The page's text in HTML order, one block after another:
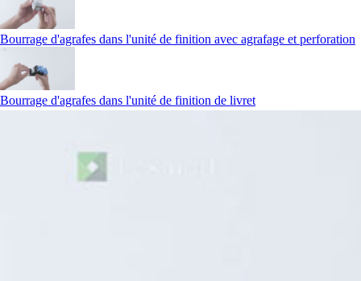
Bourrage d'agrafes dans l'unité de finition avec agrafage et perforation
Bourrage d'agrafes dans l'unité de finition de livret